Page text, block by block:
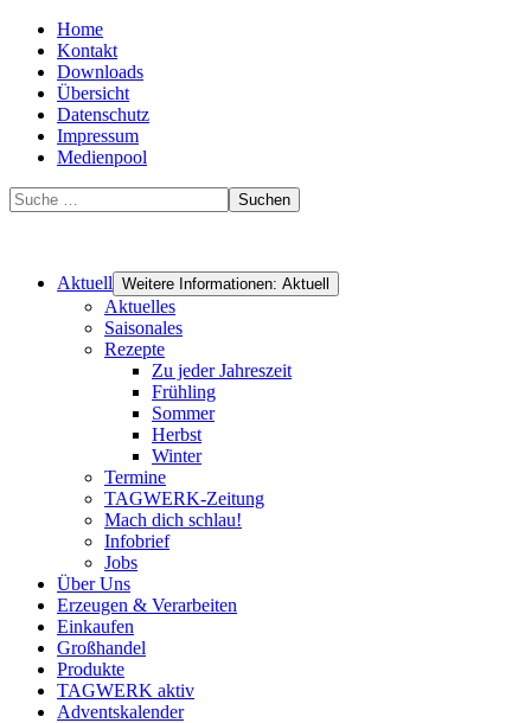
Home
Kontakt
Downloads
Übersicht
Datenschutz
Impressum
Medienpool
Suchen
Aktuell Weitere Informationen: Aktuell
Aktuelles
Saisonales
Rezepte
Zu jeder Jahreszeit
Frühling
Sommer
Herbst
Winter
Termine
TAGWERK-Zeitung
Mach dich schlau!
Infobrief
Jobs
Über Uns
Erzeugen & Verarbeiten
Einkaufen
Großhandel
Produkte
TAGWERK aktiv
Adventskalender